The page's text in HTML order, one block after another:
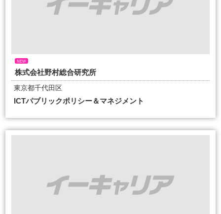
NEW
株式会社野村総合研究所
東京都千代田区
ICTパブリックポリシー＆マネジメント